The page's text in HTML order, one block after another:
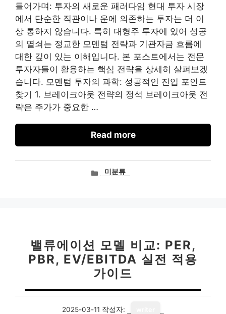
들어가며: 투자의 새로운 패러다임 현대 투자 시장
에서 단순한 직관이나 운에 의존하는 투자는 더 이
상 통하지 않습니다. 특히 대형주 투자에 있어 성공
의 열쇠는 정교한 모멘텀 전략과 기관자금 흐름에
대한 깊이 있는 이해입니다. 본 포스트에서는 전문
투자자들이 활용하는 핵심 전략을 상세히 살펴보겠
습니다. 모멘텀 투자의 과학: 성공적인 진입 포인트
찾기 1. 브레이크아웃 전략의 정석 브레이크아웃 전
략은 주가가 중요한 …
Read more
카미분류
밸류에이션 모델 비교: PER,
PBR, EV/EBITDA 실전 적용
가이드
2025-03-11 작성자: